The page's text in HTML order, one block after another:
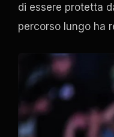
di essere protetta
percorso lungo ha